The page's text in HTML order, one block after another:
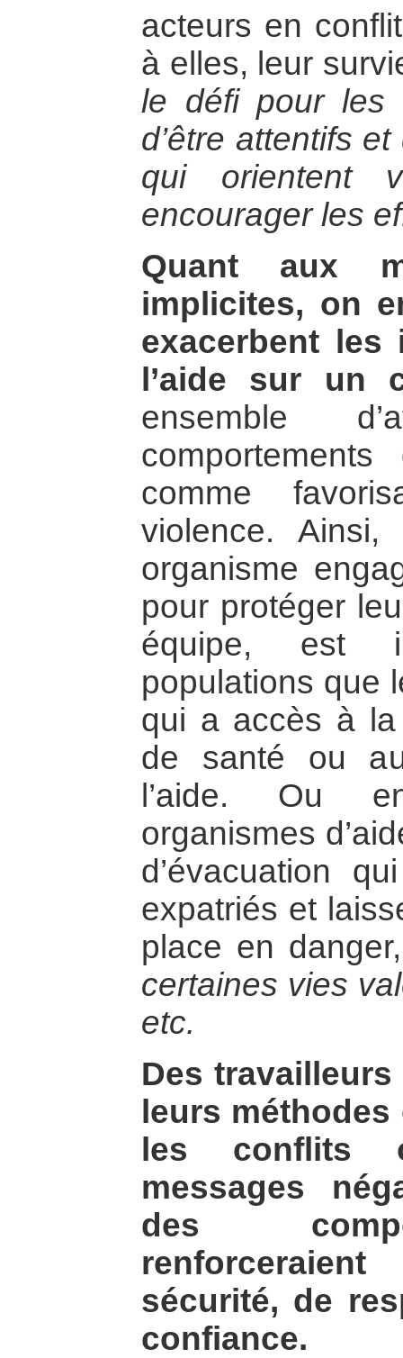
acteurs en
à elles, leur
le défi pour les
d’être attentifs
qui
encourager les
Quant aux
implicites, on
exacerbent les
l’aide sur un
ensemble
comme
violence. Ainsi,
organisme
pour protéger
équipe, est
populations que
qui a accès à
de santé ou
l’aide. Ou
organismes
d’évacuation
expatriés et
place en
certaines vies
etc.
Des
leurs
les conflits
messages
des
sécurité, de
confiance.